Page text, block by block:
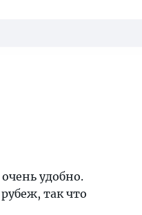
удобно.
так что